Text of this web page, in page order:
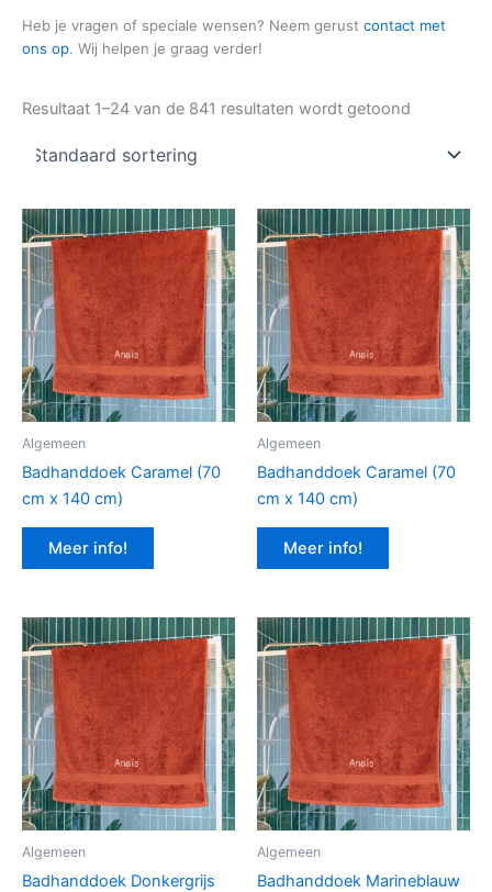
Heb je vragen of speciale wensen? Neem gerust contact met
ons op. Wij helpen je graag verder!
Resultaat 1–24 van de 841 resultaten wordt getoond
Algemeen
Badhanddoek Caramel (70
cm x 140 cm)
Meer info!
Algemeen
Badhanddoek Caramel (70
cm x 140 cm)
Meer info!
Algemeen
Badhanddoek Donkergrijs
Algemeen
Badhanddoek Marineblauw